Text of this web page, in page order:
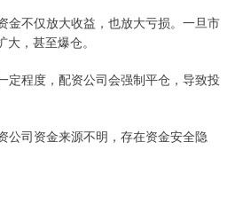
金不仅放大收益，也放大亏损。一旦市
，甚至爆仓。
定程度，配资公司会强制平仓，导致投
公司资金来源不明，存在资金安全隐